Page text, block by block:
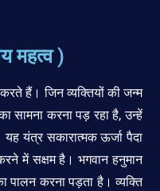
महत्व )
हैं। जिन व्यक्तियों की जन्म
सामना करना पड़ रहा है, उन्हें
यंत्र सकारात्मक ऊर्जा पैदा
में सक्षम है। भगवान हनुमान
पालन करना पड़ता है। व्यक्ति